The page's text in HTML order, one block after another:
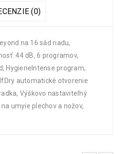
(0)
na 16 sád riadu,
44 dB, 6 programov,
HygieneIntense program,
automatické otvorenie
Výškovo nastaviteľný
umyie plechov a nožov,